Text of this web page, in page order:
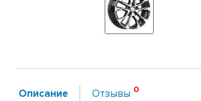
Описание Отзывы